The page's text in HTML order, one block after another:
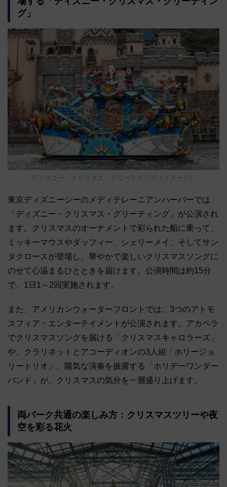
グ」
ディズニー・クリスマス・グリーティング（イメージ）
東京ディズニーシーのメディテレーニアンハーバーでは
「ディズニー・クリスマス・グリーティング」が公演され
ます。クリスマスのオーナメントで彩られた船に乗って、
ミッキーマウスやダッフィー、シェリーメイ、そしてサン
タクロースが登場し、華やかで楽しいクリスマスソングに
のせて心温まるひとときを届けます。公演時間は約15分
で、1日1～2回実施されます。
また、アメリカンウォーターフロントでは、3つのアトモ
スフィア・エンターテイメントが公演されます。アカペラ
でクリスマスソングを届ける「クリスマスキャロラーズ」
や、クラリネットとアコーディオンの3人組「ホリージョ
リートリオ」、陽気な演奏を披露する「ホリデーワンダー
バンド」が、クリスマスの気分を一層盛り上げます。
両パーク共通の楽しみ方：クリスマスツリーや夜
空を彩る花火